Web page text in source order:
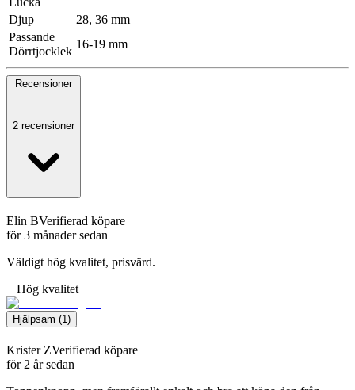
Djup
28, 36 mm
Passande
Dörrtjocklek
16-19 mm
Recensioner
2 recensioner
Elin BVerifierad köpare
för 3 månader sedan
Väldigt hög kvalitet, prisvärd.
+ Hög kvalitet
Hjälpsam (1 )
Krister ZVerifierad köpare
för 2 år sedan